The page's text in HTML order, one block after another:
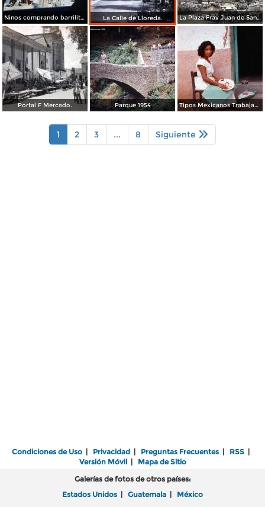
Ninos comprando barrilitos en Uruapan, Michoacán 1960. La Calle de Lloreda. La Plaza Fray Juan de San Miguel.
Portal F Mercado. Parque 1954 Tipos Mexicanos Trabajando en la laca.
1 2 3 ... 8 Siguiente
Condiciones de Uso | Privacidad | Preguntas Frecuentes | RSS |
Versión Móvil| Mapa de Sitio
Galerías de fotos de otros países:
Estados Unidos | Guatemala | México